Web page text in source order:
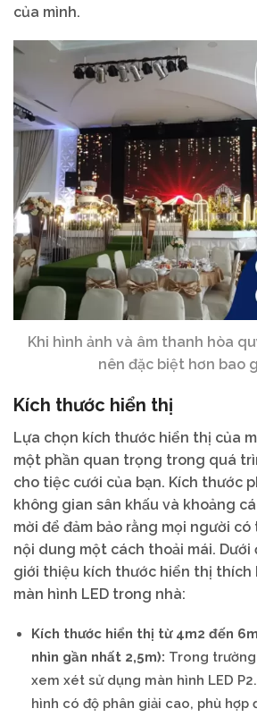
của mình.
Khi hình ảnh và âm thanh hòa
nên đặc biệt hơn bao
Kích thước hiển thị
Lựa chọn kích thước hiển thị của
một phần quan trọng trong quá
cho tiệc cưới của bạn. Kích thước
không gian sân khấu và khoảng
mời để đảm bảo rằng mọi người
nội dung một cách thoải mái. Dưới
giới thiệu kích thước hiển thị thích
màn hình LED trong nhà:
Kích thước hiển thị từ 4m2 đến
nhìn gần nhất 2,5m): Trong trường
xem xét sử dụng màn hình LED
hình có độ phân giải cao, phù hợp